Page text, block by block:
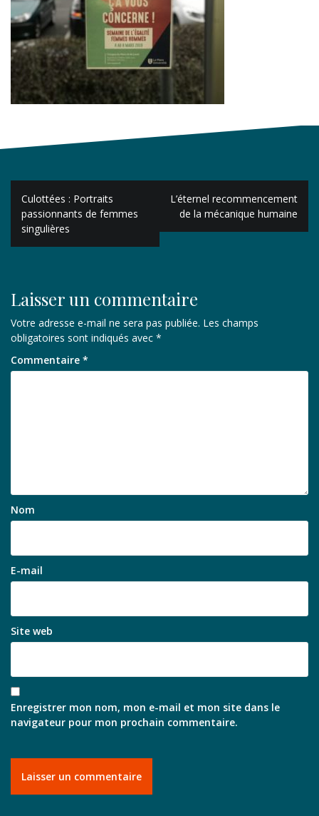
Navigation
de
l’article
Culottées : Portraits
passionnants de femmes
singulières
L’éternel recommencement
de la mécanique humaine
Laisser un commentaire
Votre adresse e-mail ne sera pas publiée. Les champs
obligatoires sont indiqués avec *
Commentaire *
Nom
E-mail
Site web
Enregistrer mon nom, mon e-mail et mon site dans le
navigateur pour mon prochain commentaire.